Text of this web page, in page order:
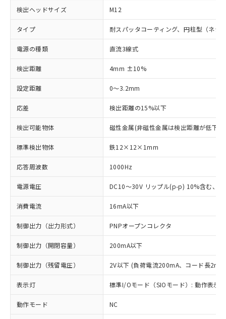
検出ヘッドサイズ M12
タイプ 耐スパッタコーティング、円柱型（ネジ
電源の種類 直流3線式
検出距離 4mm ±10%
設定距離 0～3.2mm
応差 検出距離の15%以下
検出可能物体 磁性金属(非磁性金属は検出距離が低下し
標準検出物体 鉄12×12×1mm
応答周波数 1000Hz
電源電圧 DC10～30V リップル(p-p) 10%含む、
消費電流 16mA以下
制御出力（出力形式） PNPオープンコレクタ
制御出力（開閉容量） 200mA以下
制御出力（残留電圧） 2V以下 (負荷電流200mA、コード長2m
表示灯 標準I/Oモード（SIOモード）: 動作表示
動作モード NC